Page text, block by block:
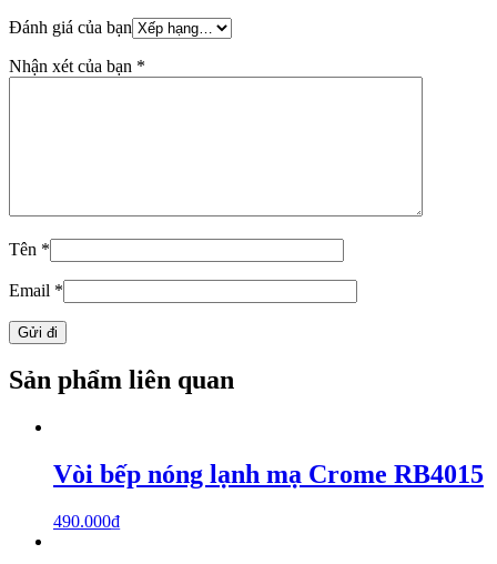
Đánh giá của bạn
Nhận xét của bạn *
Tên *
Email *
Sản phẩm liên quan
Vòi bếp nóng lạnh mạ Crome RB4015
490.000₫